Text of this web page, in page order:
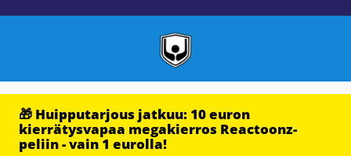
🎁 Huipputarjous jatkuu: 10 euron
kierrätysvapaa megakierros Reactoonz-
peliin - vain 1 eurolla!